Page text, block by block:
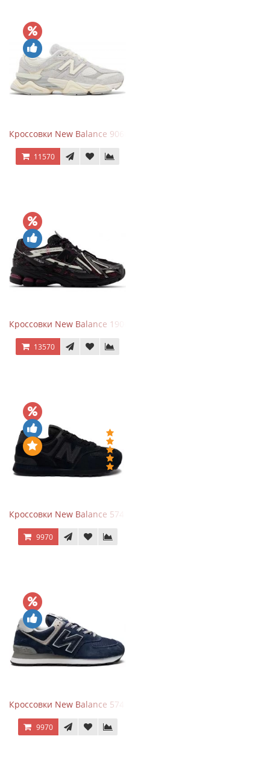
Кроссовки New Balance 9060 Quartz Grey
11570
Кроссовки New Balance 1906A Dragon Berry
13570
Кроссовки New Balance 574 All Black
9970
Кроссовки New Balance 574 Navy Blue Grey
9970